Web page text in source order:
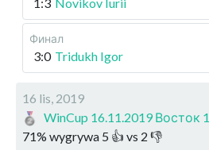
Финал
3:0 Tridukh Igor
16 lis, 2019
WinCup 16.11.2019 Восток 1
71% wygrywa 5 👍 vs 2 👎